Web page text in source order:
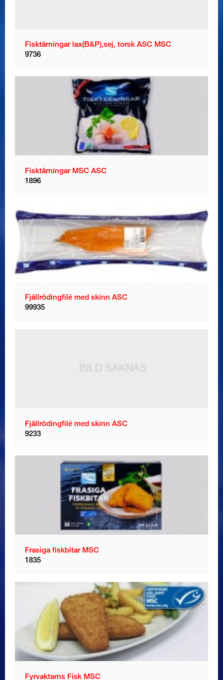
Fisktärningar lax(B&P),sej, torsk ASC MSC
9736
Fisktärningar MSC ASC
1896
Fjällrödingfilé med skinn ASC
99935
Fjällrödingfilé med skinn ASC
9233
Frasiga fiskbitar MSC
1835
Fyrvaktarns Fisk MSC